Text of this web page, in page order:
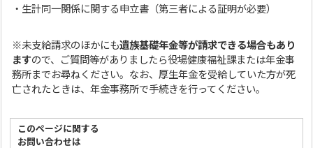
・生計同一関係に関する申立書（第三者による証明が必要）
※未支給請求のほかにも遺族基礎年金等が請求できる場合もあり
ますので、ご質問等がありましたら役場健康福祉課または年金事
務所までお尋ねください。なお、厚生年金を受給していた方が死
亡されたときは、年金事務所で手続きを行ってください。
このページに関する
お問い合わせは